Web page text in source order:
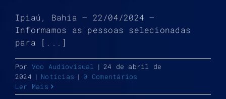
Ipiaú, Bahia – 22/04/2024 –
Informamos as pessoas selecionadas
para [...]
Por Voo Audiovisual | 24 de abril de
2024 | Notícias | 0 Comentários
Ler Mais